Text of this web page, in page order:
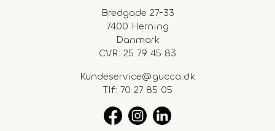
Bredgade 27-33
7400 Herning
Danmark
CVR: 25 79 45 83
Kundeservice@gucca.dk
Tlf: 70 27 85 05